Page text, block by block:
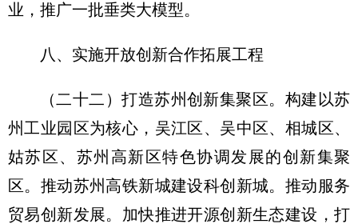
业，推广一批垂类大模型。
八、实施开放创新合作拓展工程
（二十二）打造苏州创新集聚区。 构建以苏
州工业园区为核心，吴江区、吴中区、相城区、
姑苏区、苏州高新区特色协调发展的创新集聚
区。推动苏州高铁新城建设科创新城。推动服务
贸易创新发展。加快推进开源创新生态建设，打